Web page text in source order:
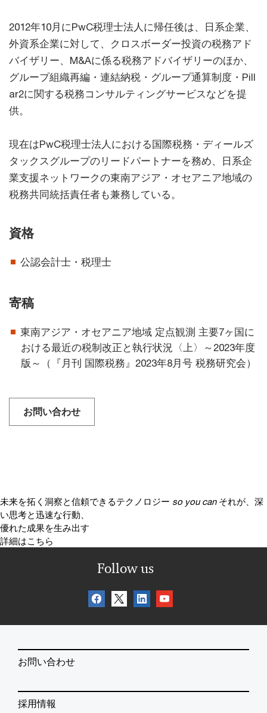
2012年10月にPwC税理士法人に帰任後は、日系企業、
外資系企業に対して、クロスボーダー投資の税務アド
バイザリー、M&Aに係る税務アドバイザリーのほか、
グループ組織再編・連結納税・グループ通算制度・Pill
ar2に関する税務コンサルティングサービスなどを提
供。
現在はPwC税理士法人における国際税務・ディールズ
タックスグループのリードパートナーを務め、日系企
業支援ネットワークの東南アジア・オセアニア地域の
税務共同統括責任者も兼務している。
資格
公認会計士・税理士
寄稿
東南アジア・オセアニア地域 定点観測 主要7ヶ国に
おける最近の税制改正と執行状況〈上〉～2023年度
版～（『月刊 国際税務』2023年8月号 税務研究会）
お問い合わせ
未来を拓く洞察と信頼できるテクノロジー so you can それが、深
い思考と迅速な行動、
優れた成果を生み出す
詳細はこちら
Follow us
お問い合わせ
採用情報